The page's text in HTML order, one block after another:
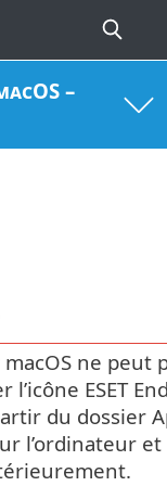
–
macOS ne
ESET
du dossier
l’ordinateur